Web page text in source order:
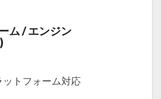
ム / エンジン
ットフォーム対応